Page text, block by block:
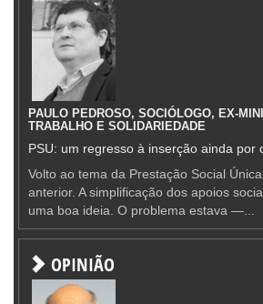
PAULO PEDROSO, SOCIÓLOGO, EX-
TRABALHO E SOLIDARIEDADE
PSU: um regresso à inserção ainda por
Volto ao tema da Prestação Social
anterior. A simplificação dos apoios
uma boa ideia. O problema estava —...
OPINIÃO